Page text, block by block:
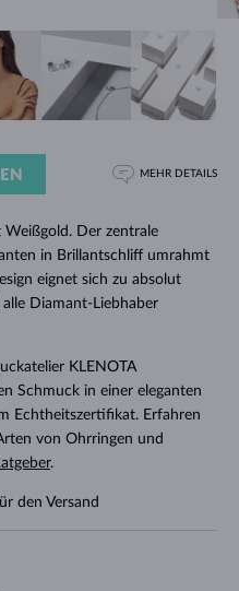
Der zentrale
in Brillantschliff umrahmt
eignet sich zu absolut
Diamant-Liebhaber
KLENOTA
Schmuck in einer eleganten
Echtheitszertifikat. Erfahren
von Ohrringen und
.
den Versand
MEHR DETAILS